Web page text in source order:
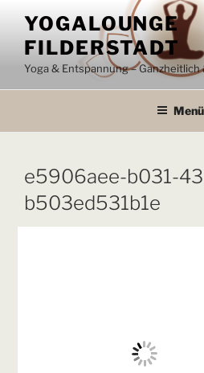
Inhalt
springen
YOGALOUNGE
FILDERSTADT
Yoga & Entspannung –
Menü
e5906aee-b031-
b503ed531b1e